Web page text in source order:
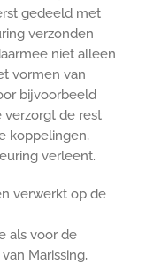
gedeeld met
verzonden
niet alleen
vormen van
bijvoorbeeld
verzorgt de rest
koppelingen,
verleent.
verwerkt op de
als voor de
Marissing,